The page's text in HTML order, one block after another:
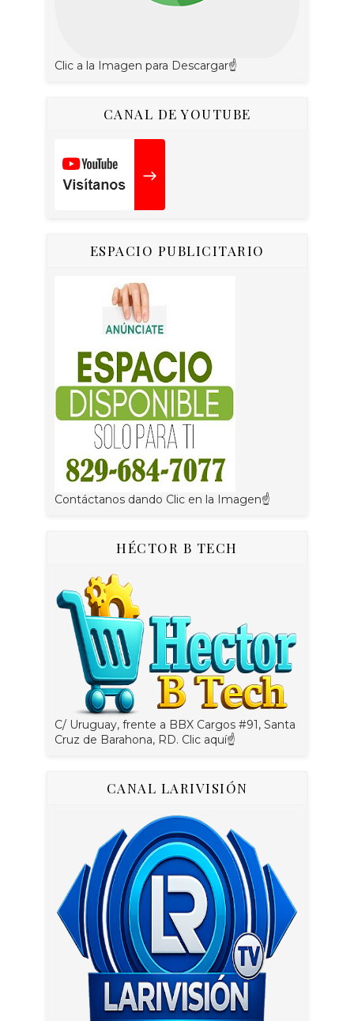
Clic a la Imagen para Descargar☝
CANAL DE YOUTUBE
ESPACIO PUBLICITARIO
Contáctanos dando Clic en la Imagen☝
HÉCTOR B TECH
C/ Uruguay, frente a BBX Cargos #91, Santa
Cruz de Barahona, RD. Clic aquí☝
CANAL LARIVISIÓN